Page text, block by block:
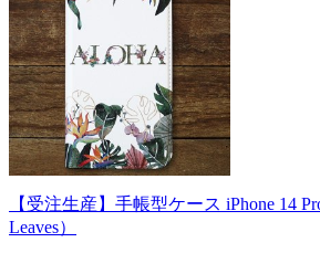
【受注生産】手帳型ケース iPhone 14
Leaves）